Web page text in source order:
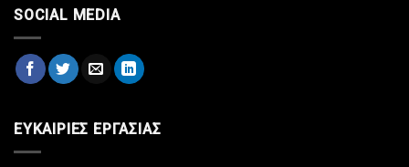
SOCIAL MEDIA
ΕΥΚΑΙΡΙΕΣ ΕΡΓΑΣΙΑΣ